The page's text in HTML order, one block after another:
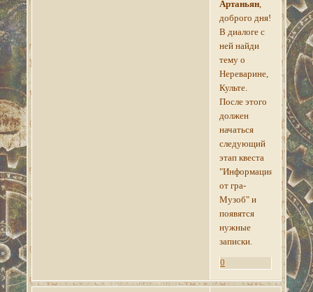
Артаньян
доброго дня!
В диалоге с
ней найди
тему о
Нереварине,
Культе.
После этого
должен
начаться
следующий
этап квеста
"Информация
от гра-
Музоб" и
появятся
нужные
записки.
0